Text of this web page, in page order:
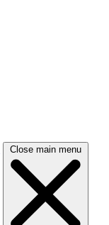
Close main menu